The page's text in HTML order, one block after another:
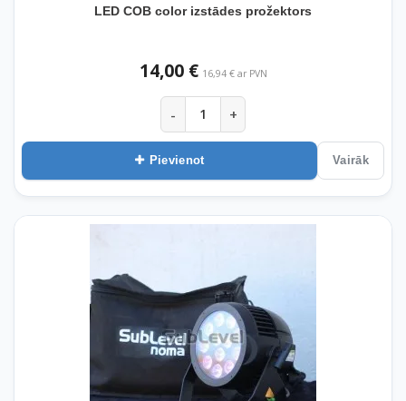
LED COB color izstādes prožektors
14,00 € 16,94 € ar PVN
- +
Pievienot Vairāk